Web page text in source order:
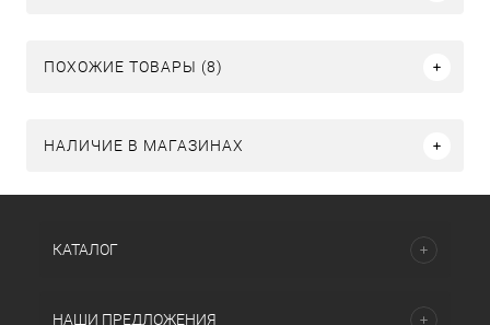
ПОХОЖИЕ ТОВАРЫ (8)
НАЛИЧИЕ В МАГАЗИНАХ
КАТАЛОГ
НАШИ ПРЕДЛОЖЕНИЯ